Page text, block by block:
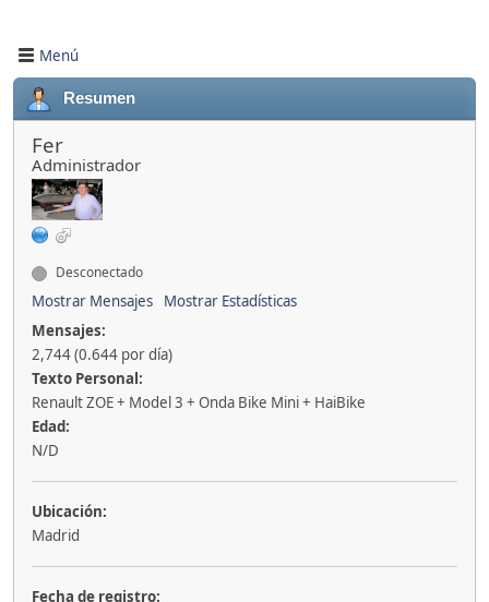
Menú
Resumen
Fer
Administrador
Desconectado
Mostrar Mensajes
Mostrar Estadísticas
Mensajes:
2,744 (0.644 por día)
Texto Personal:
Renault ZOE + Model 3 + Onda Bike Mini + HaiBike
Edad:
N/D
Ubicación:
Madrid
Fecha de registro: